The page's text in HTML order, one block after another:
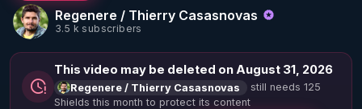
Regenere / Thierry Casasnovas
3.5 k subscribers
This video may be deleted on August 31, 2026
Regenere / Thierry Casasnovas
still needs 125
Shields this month to protect its content